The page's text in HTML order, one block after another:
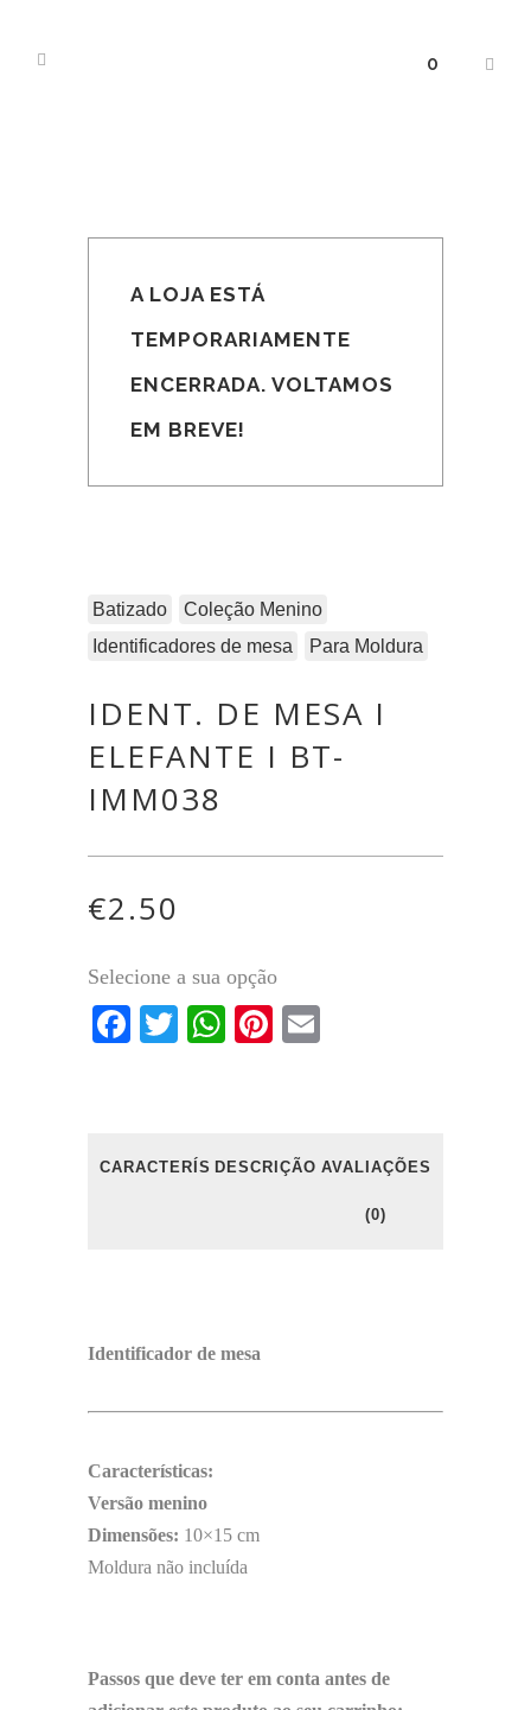
0
A LOJA ESTÁ
TEMPORARIAMENTE
ENCERRADA. VOLTAMOS
EM BREVE!
Batizado
Coleção Menino
Identificadores de mesa
Para Moldura
IDENT. DE MESA I
ELEFANTE I BT-
IMM038
€2.50
Selecione a sua opção
Facebook
TwitterWhatsApp
Pinterest
CARACTERÍSTICASDESCRIÇÃO AVALIAÇÕES
(0)
Identificador de mesa
Características:
Versão menino
Dimensões: 10×15 cm
Moldura não incluída
Passos que deve ter em conta antes de